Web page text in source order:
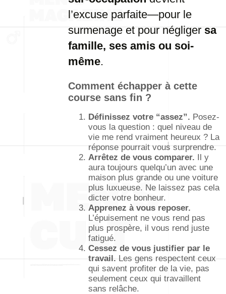
l’excuse parfaite—pour le
surmenage et pour négligersa
famille, ses amis ou soi-
même.
Comment échapper à cette
course sans fin ?
Définissez votre “assez”. Posez-
vous la question : quel niveau de
vie me rend vraiment heureux ? La
réponse pourrait vous surprendre.
Arrêtez de vous comparer. Il y
aura toujours quelqu’un avec une
maison plus grande ou une voiture
plus luxueuse. Ne laissez pas cela
dicter votre bonheur.
Apprenez à vous reposer.
L’épuisement ne vous rend pas
plus prospère, il vous rend juste
fatigué.
Cessez de vous justifier par le
travail.Les gens respectent ceux
qui savent profiter de la vie, pas
seulement ceux qui travaillent
sans relâche.